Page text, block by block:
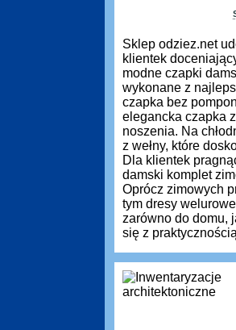
Sklep odziez.net
klientek
modne czapki
wykonane z
czapka bez
elegancka czapka
noszenia. Na
z wełny, które
Dla klientek
damski komplet
Oprócz zimowych
tym dresy
zarówno do domu,
się z